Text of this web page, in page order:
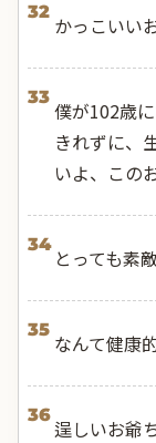
32
かっこいい
33
僕が102歳
きれずに、
いよ、この
34
とっても素
35
なんて健康
36
逞しいお爺